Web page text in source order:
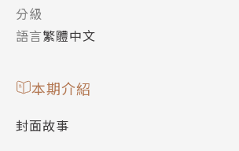
分級
語言繁體中文
本期介紹
封面故事